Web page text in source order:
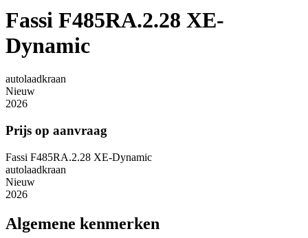
Fassi F485RA.2.28 XE-
Dynamic
autolaadkraan
Nieuw
2026
Prijs op aanvraag
Fassi F485RA.2.28 XE-Dynamic
autolaadkraan
Nieuw
2026
Algemene kenmerken